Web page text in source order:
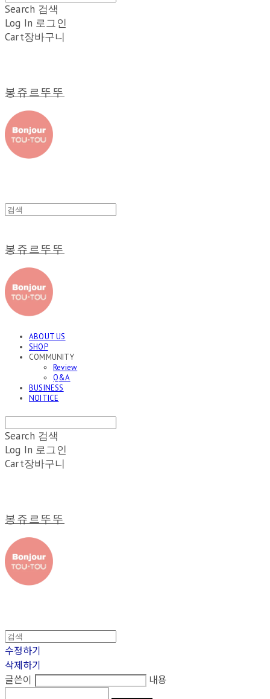
Search 검색
Log In 로그인
Cart장바구니
봉쥬르뚜뚜
봉쥬르뚜뚜
ABOUT US
SHOP
COMMUNITY
Review
Q&A
BUSINESS
NOITICE
Search 검색
Log In 로그인
Cart장바구니
봉쥬르뚜뚜
수정하기
삭제하기
글쓴이
내용